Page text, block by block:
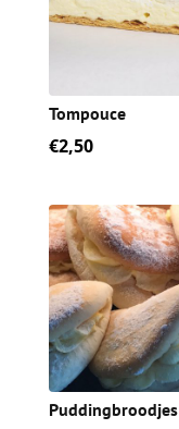
Tompouce
€2,50
Puddingbroodjes